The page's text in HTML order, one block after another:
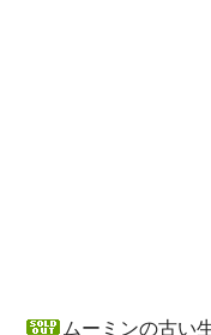
ムーミンの古い